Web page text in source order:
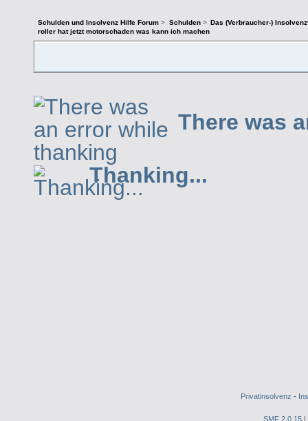
Schulden und Insolvenz Hilfe Forum > Schulden>
Das (Verbraucher-)
roller hat jetzt motorschaden was kann ich machen
There was
Thanking...
Privatinsolvenz -
SMF 2.0.15